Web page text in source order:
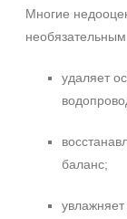
Время
Ежедневный
Многие
удаляет
баланс;